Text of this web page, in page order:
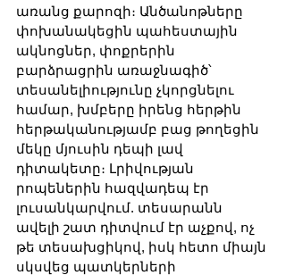
առանց քարոզի։ Անծանոթները
փոխանակեցին պահեստային
ակնոցներ, փոքրերին
բարձրացրին առաջնագիծ՝
տեսանելիությունը չկորցնելու
համար, խմբերը իրենց հերթին
հերթականությամբ բաց թողեցին
մեկը մյուսին դեպի լավ
դիտակետը։ Լրիվության
րոպեներին հազվադեպ էր
լուսանկարվում. տեսարանն
ավելի շատ դիտվում էր աչքով, ոչ
թե տեսախցիկով, իսկ հետո միայն
սկսվեց պատկերների